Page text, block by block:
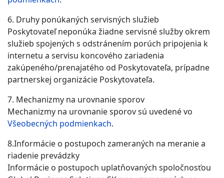
6. Druhy ponúkaných servisných služieb
Poskytovateľ neponúka žiadne servisné služby okrem
služieb spojených s odstránením porúch pripojenia k
internetu a servisu koncového zariadenia
zakúpeného/prenajatého od Poskytovateľa, prípadne
partnerskej organizácie Poskytovateľa.
7. Mechanizmy na urovnanie sporov
Mechanizmy na urovnanie sporov sú uvedené vo
Všeobecných podmienkach.
8.Informácie o postupoch zameraných na meranie a
riadenie prevádzky
Informácie o postupoch uplatňovaných spoločnosťou